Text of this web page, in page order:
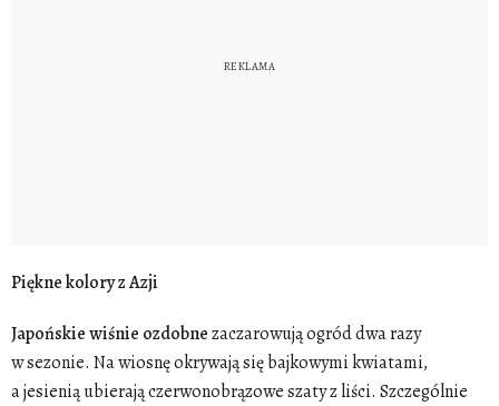
Piękne kolory z Azji
Japońskie wiśnie ozdobnezaczarowują ogród dwa razy
w sezonie. Na wiosnę okrywają się bajkowymi kwiatami,
a jesienią ubierają czerwonobrązowe szaty z liści. Szczególnie